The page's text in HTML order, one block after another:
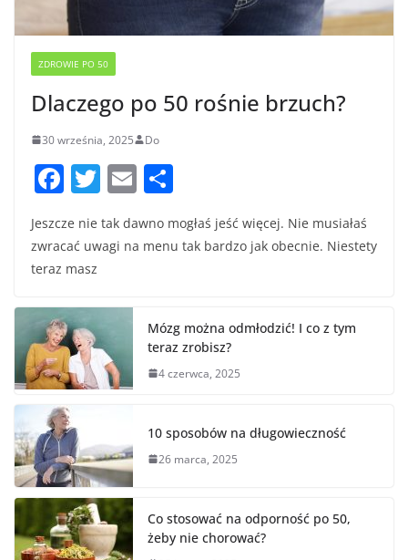
ZDROWIE PO 50
Dlaczego po 50 rośnie brzuch?
30 września, 2025 Do
F
c
e
o
o
k
T
w
itt
er
E
ai ar
Jeszcze nie tak dawno mogłaś jeść więcej. Nie musiałaś
zwracać uwagi na menu tak bardzo jak obecnie. Niestety
teraz masz
Mózg można odmłodzić! I co z tym
teraz zrobisz?
4 czerwca, 2025
10 sposobów na długowieczność
26 marca, 2025
Co stosować na odporność po 50,
żeby nie chorować?